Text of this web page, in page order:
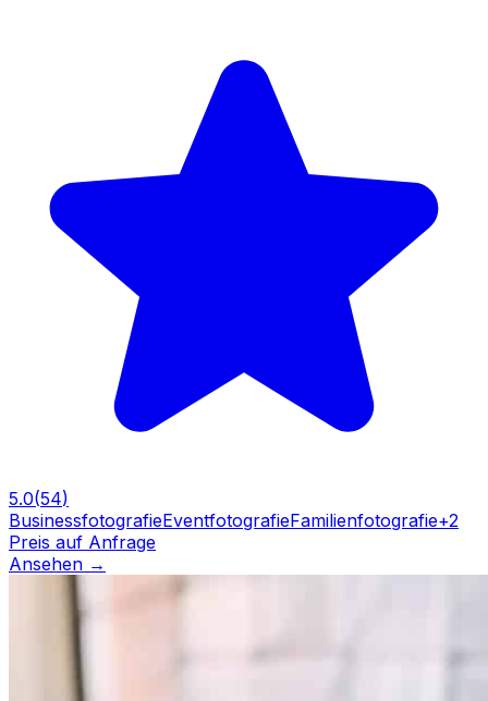
5.0(54)
BusinessfotografieEventfotografieFamilienfotografie+2
Preis auf Anfrage
Ansehen →